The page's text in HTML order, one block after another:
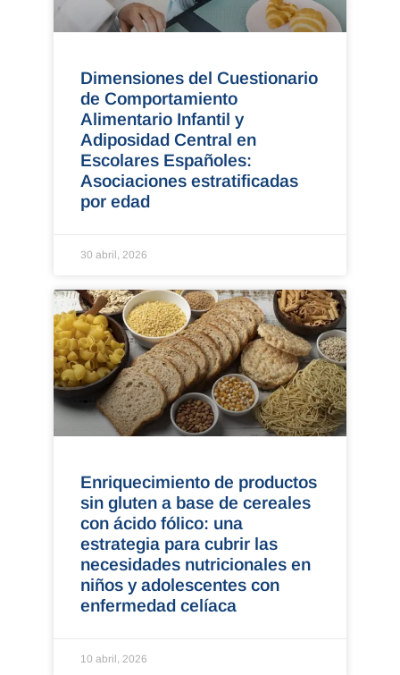
Dimensiones del Cuestionario
de Comportamiento
Alimentario Infantil y
Adiposidad Central en
Escolares Españoles:
Asociaciones estratificadas
por edad
30 abril, 2026
Enriquecimiento de productos
sin gluten a base de cereales
con ácido fólico: una
estrategia para cubrir las
necesidades nutricionales en
niños y adolescentes con
enfermedad celíaca
10 abril, 2026